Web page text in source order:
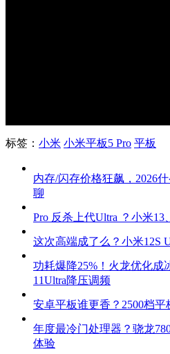
标签： 小米 小米平板5 Pro 平板
内存/闪存价格狂飙，2026
聊
Pro 反杀上代Ultra ？小米13
这次高端成了么？小米12S
功耗爆降25%！火龙优化成
11Ultra降压调频
安卓平板谁更香？2500档平
年度最冷门处理器？骁龙
体验